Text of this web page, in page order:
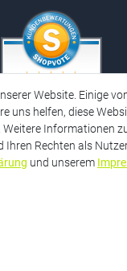
SEHR GUT
5 / 5
aus 3777 Bewertungen
bei: ebay.de,
amazon.de,
facebook.com,
gesetzlichen
Zurück-Garantie von 100
Website. Einige
uns helfen, diese
Informationen
Ihren Rechten als
und unserem